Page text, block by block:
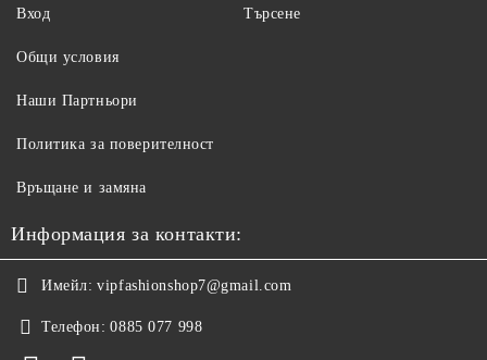
Вход Търсене
Общи условия
Наши Партньори
Политика за поверителност
Връщане и замяна
Информация за контакти:
Имейл: vipfashionshop7@gmail.com
Телефон: 0885 077 998